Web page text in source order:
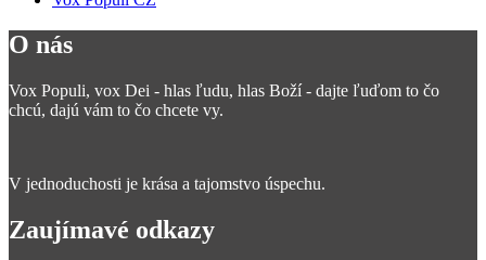
O nás
Vox Populi, vox Dei - hlas ľudu, hlas Boží - dajte ľuďom to čo
chcú, dajú vám to čo chcete vy.
V jednoduchosti je krása a tajomstvo úspechu.
Zaujímavé odkazy